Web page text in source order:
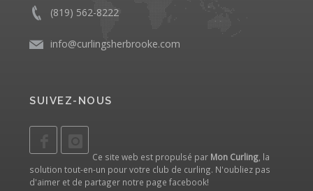
(819) 562-8222
info@curlingsherbrooke.com
SUIVEZ-NOUS
Ce site web est propulsé par Mon Curling, la
solution tout-en-un pour votre club de curling. N'oubliez pas
d'aimer et de partager notre page facebook!